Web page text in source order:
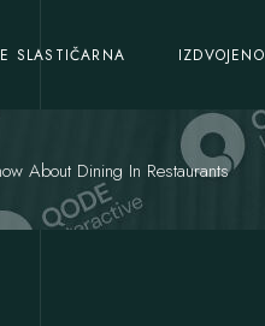
SLASTIČARNA IZDVOJENO
About Dining In Restaurants